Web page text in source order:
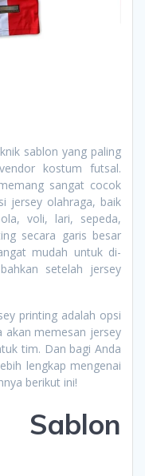
sablon yang paling
kostum futsal.
sangat cocok
jersey olahraga, baik
voli, lari, sepeda,
secara garis besar
mudah untuk di-
setelah jersey
printing adalah opsi
akan memesan jersey
tim. Dan bagi Anda
lengkap mengenai
berikut ini!